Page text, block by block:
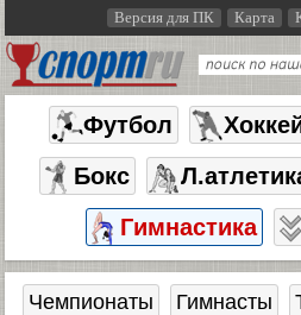
Версия для ПК Карта
Футбол
Бокс
Гимнастика
Чемпионаты Гимнасты